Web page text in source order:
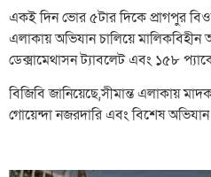
একই দিন ভোর ৫টার দিকে প্রাগপুর
এলাকায় অভিযান চালিয়ে মালিকবিহীন
ডেক্সামেথাসন ট্যাবলেট এবং ১৫৮
বিজিবি জানিয়েছে,সীমান্ত এলাকায়
গোয়েন্দা নজরদারি এবং বিশেষ